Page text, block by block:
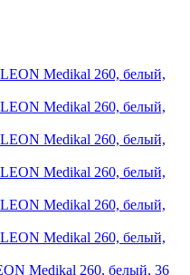
Medikal 260, белый, 36